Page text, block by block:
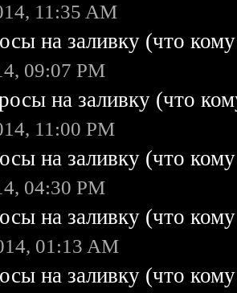
11:35 AM
на заливку (что
09:07 PM
на заливку (что
11:00 PM
на заливку (что
04:30 PM
на заливку (что
01:13 AM
на заливку (что